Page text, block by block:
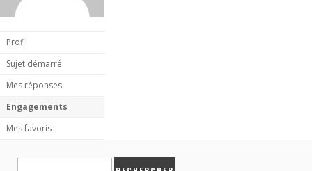
Profil
Sujet démarré
Mes réponses
Engagements
Mes favoris